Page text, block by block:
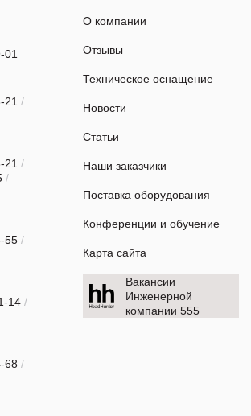
01
21 /
21 /
/
55 /
14 /
68 /
О компании
Отзывы
Техническое оснащение
Новости
Статьи
Наши заказчики
Поставка оборудования
Конференции и обучение
Карта сайта
Вакансии
Инженерной
компании 555